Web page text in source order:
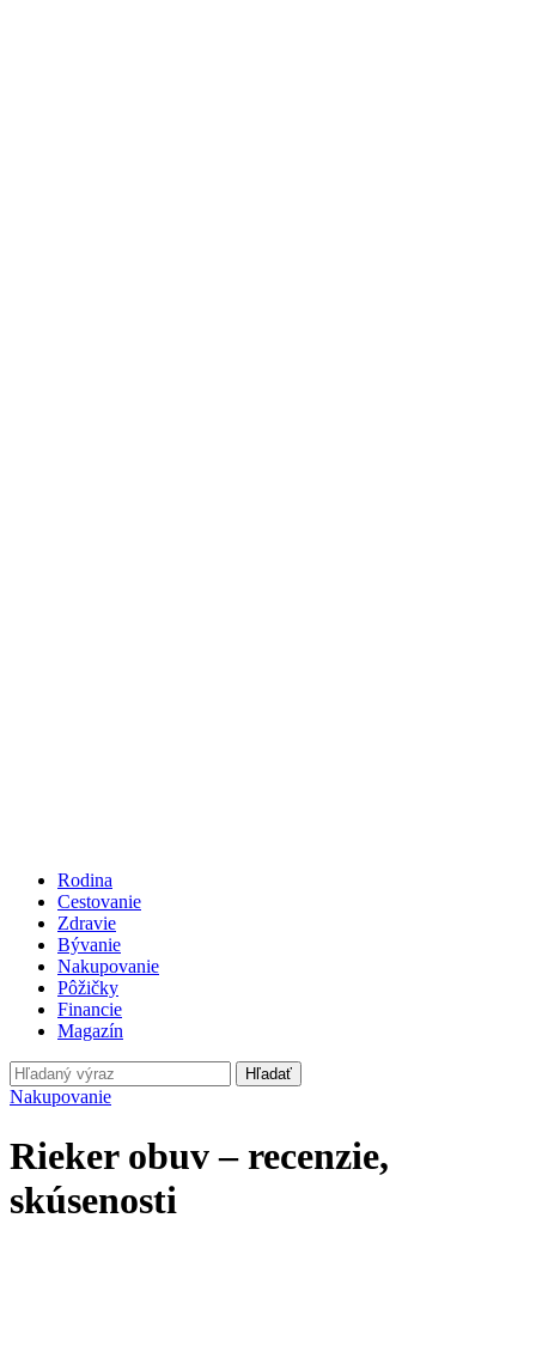
Rodina
Cestovanie
Zdravie
Bývanie
Nakupovanie
Pôžičky
Financie
Magazín
Hľadať
Nakupovanie
Rieker obuv – recenzie,
skúsenosti